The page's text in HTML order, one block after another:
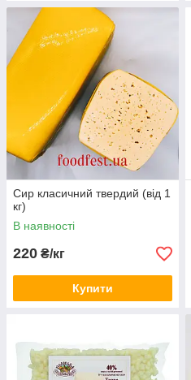
Сир класичний твердий (від 1
кг)
В наявності
220 ₴/кг
Купити